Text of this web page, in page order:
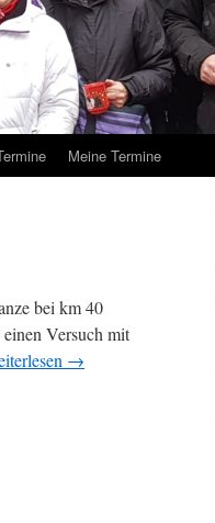
Meine Termine
bei km 40
Versuch mit
→